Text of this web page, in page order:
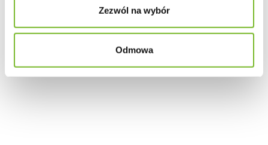
Zezwól na wybór
Odmowa